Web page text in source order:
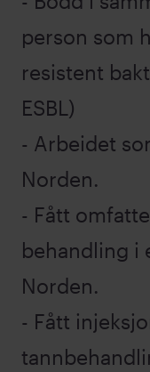
person som
resistent
ESBL)
- Arbeidet
Norden.
- Fått
behandling i
Norden.
- Fått